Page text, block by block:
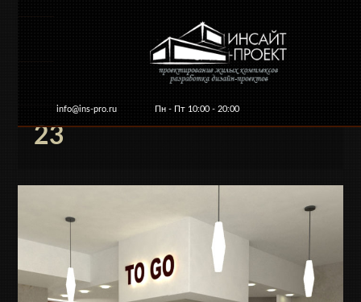
info@ins-pro.ru Пн - Пт 10:00 - 20:00
23